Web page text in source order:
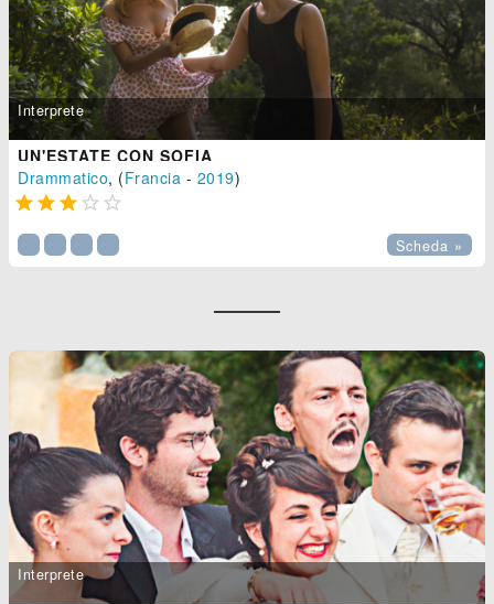
Interprete
UN'ESTATE CON SOFIA
Drammatico, (Francia - 2019)
    
Scheda »
Interprete